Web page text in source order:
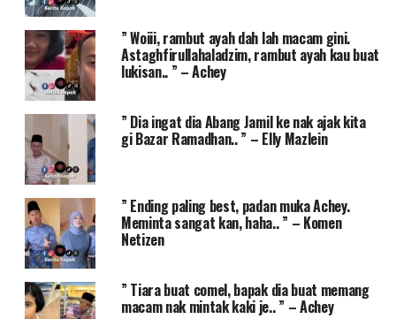
” Woiii, rambut ayah dah lah macam gini.
Astaghfirullahaladzim, rambut ayah kau buat
lukisan.. ” – Achey
” Dia ingat dia Abang Jamil ke nak ajak kita
gi Bazar Ramadhan.. ” – Elly Mazlein
” Ending paling best, padan muka Achey.
Meminta sangat kan, haha.. ” – Komen
Netizen
” Tiara buat comel, bapak dia buat memang
macam nak mintak kaki je.. ” – Achey